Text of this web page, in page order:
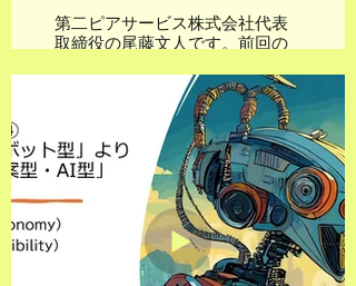
第二ピアサービス株式会社代表
取締役の尾藤文人です。前回の
生向けの「探究起業講座『ムー
ン・フロンティア』（１／３
編）」約２０分です。今回は全
編のうち、１／３のみのお話と
なります。残り２／３について
は、次回、お話させて頂きま
す。